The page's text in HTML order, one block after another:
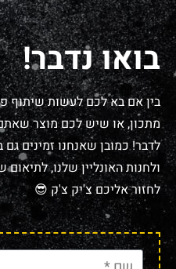
בואו נדבר!
בין אם בא לכם לעשות שיתוף
מתכון, או שיש לכם מוצר
לדבר! כמובן שאנחנו זמינים
ולחנות האונליין שלנו,
לחזור אליכם צ'יק צ'ק 😎